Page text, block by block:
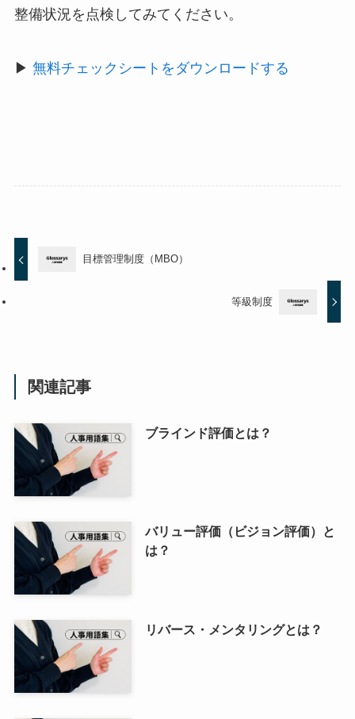
整備状況を点検してみてください。
▶︎ 無料チェックシートをダウンロードする
目標管理制度（MBO）
等級制度
関連記事
ブラインド評価とは？
バリュー評価（ビジョン評価）と
は？
リバース・メンタリングとは？